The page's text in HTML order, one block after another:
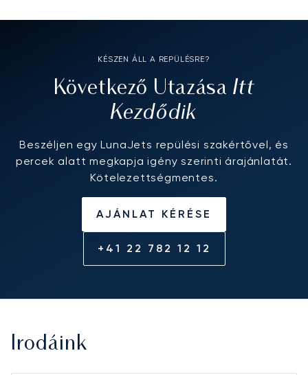
KÉSZEN ÁLL A REPÜLÉSRE?
Következő Utazása Itt
Kezdődik
Beszéljen egy LunaJets repülési szakértővel, és
percek alatt megkapja igény szerinti árajánlatát.
Kötelezettségmentes.
AJÁNLAT KÉRÉSE
+41 22 782 12 12
Irodáink